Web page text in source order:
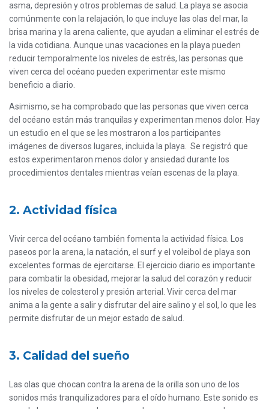
asma, depresión y otros problemas de salud. La playa se asocia
comúnmente con la relajación, lo que incluye las olas del mar, la
brisa marina y la arena caliente, que ayudan a eliminar el estrés de
la vida cotidiana. Aunque unas vacaciones en la playa pueden
reducir temporalmente los niveles de estrés, las personas que
viven cerca del océano pueden experimentar este mismo
beneficio a diario.
Asimismo, se ha comprobado que las personas que viven cerca
del océano están más tranquilas y experimentan menos dolor. Hay
un estudio en el que se les mostraron a los participantes
imágenes de diversos lugares, incluida la playa. Se registró que
estos experimentaron menos dolor y ansiedad durante los
procedimientos dentales mientras veían escenas de la playa.
2. Actividad física
Vivir cerca del océano también fomenta la actividad física. Los
paseos por la arena, la natación, el surf y el voleibol de playa son
excelentes formas de ejercitarse. El ejercicio diario es importante
para combatir la obesidad, mejorar la salud del corazón y reducir
los niveles de colesterol y presión arterial. Vivir cerca del mar
anima a la gente a salir y disfrutar del aire salino y el sol, lo que les
permite disfrutar de un mejor estado de salud.
3. Calidad del sueño
Las olas que chocan contra la arena de la orilla son uno de los
sonidos más tranquilizadores para el oído humano. Este sonido es